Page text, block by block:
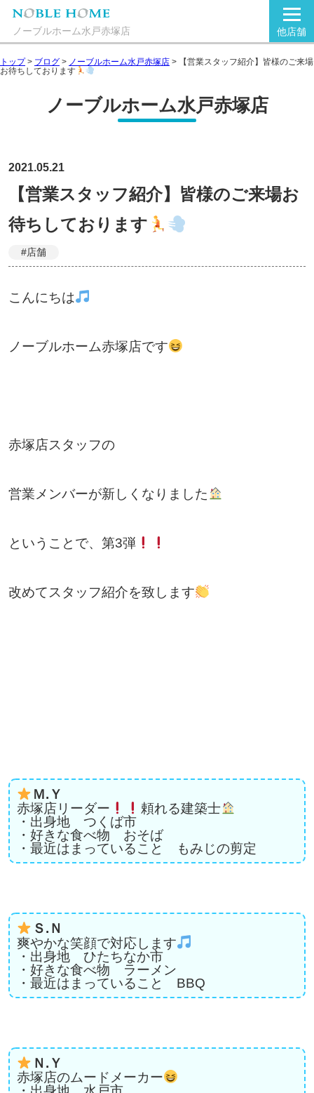
ノーブルホーム水戸赤塚店 他店舗
トップ> ブログ > ノーブルホーム水戸赤塚店 >
【営業スタッフ紹介】皆様のご来場
お待ちしております
ノーブルホーム水戸赤塚店
2021.05.21
【営業スタッフ紹介】皆様のご来場お
待ちしております
#店舗
こんにちは
ノーブルホーム赤塚店です
赤塚店スタッフの
営業メンバーが新しくなりました
ということで、第3弾
改めてスタッフ紹介を致します
Ｍ.Ｙ
赤塚店リーダー
頼れる建築士
・出身地 つくば市
・好きな食べ物 おそば
・最近はまっていること もみじの剪定
Ｓ.Ｎ
爽やかな笑顔で対応します
・出身地 ひたちなか市
・好きな食べ物 ラーメン
・最近はまっていること BBQ
Ｎ.Ｙ
赤塚店のムードメーカー